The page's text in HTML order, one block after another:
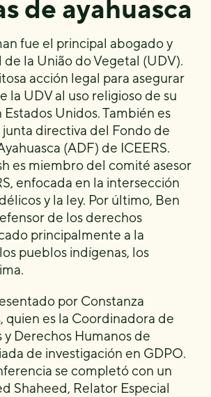
de ayahuasca
fue el principal abogado y
la União do Vegetal (UDV).
acción legal para asegurar
la UDV al uso religioso de su
Unidos. También es
directiva del Fondo de
(ADF) de ICEERS.
es miembro del comité asesor
enfocada en la intersección
y la ley. Por último, Ben
de los derechos
principalmente a la
pueblos indígenas, los
por Constanza
quien es la Coordinadora de
y Derechos Humanos de
de investigación en GDPO.
se completó con un
Shaheed, Relator Especial